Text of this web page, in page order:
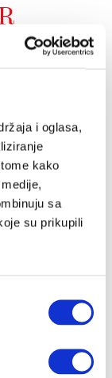
i oglasa,
kako
sa
su prikupili
proleća i
orgazam, osnovan
novi album - “U